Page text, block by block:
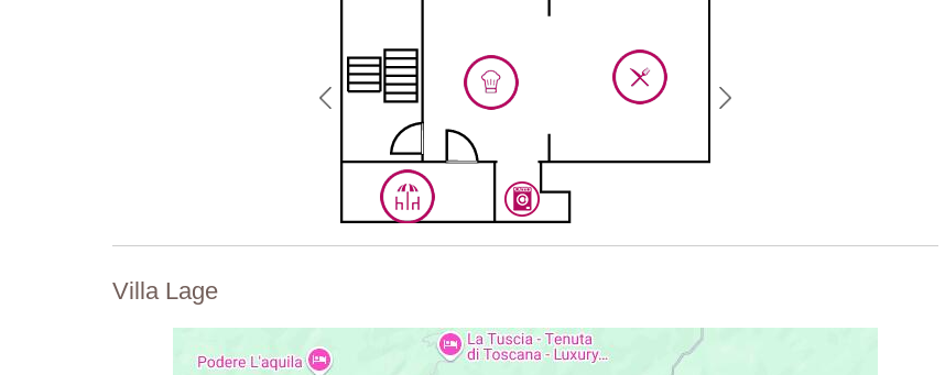
Ausstattung: Sonnenliegen, Pergola mit einem Tisch und 8 Stühlen.
Entfernung von der Unterkunft: 20 Meter
Villa Lage